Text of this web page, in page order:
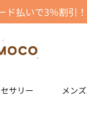
ド払いで3％割引！
サリー メンズ